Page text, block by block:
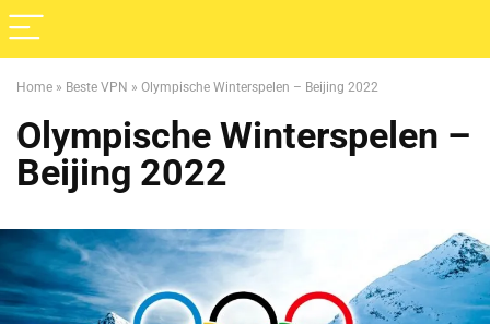
Home » Beste VPN » Olympische Winterspelen – Beijing 2022
Olympische Winterspelen –
Beijing 2022